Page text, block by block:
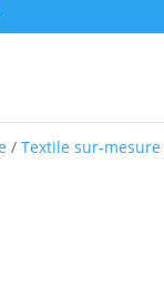
/Textile sur-mesure